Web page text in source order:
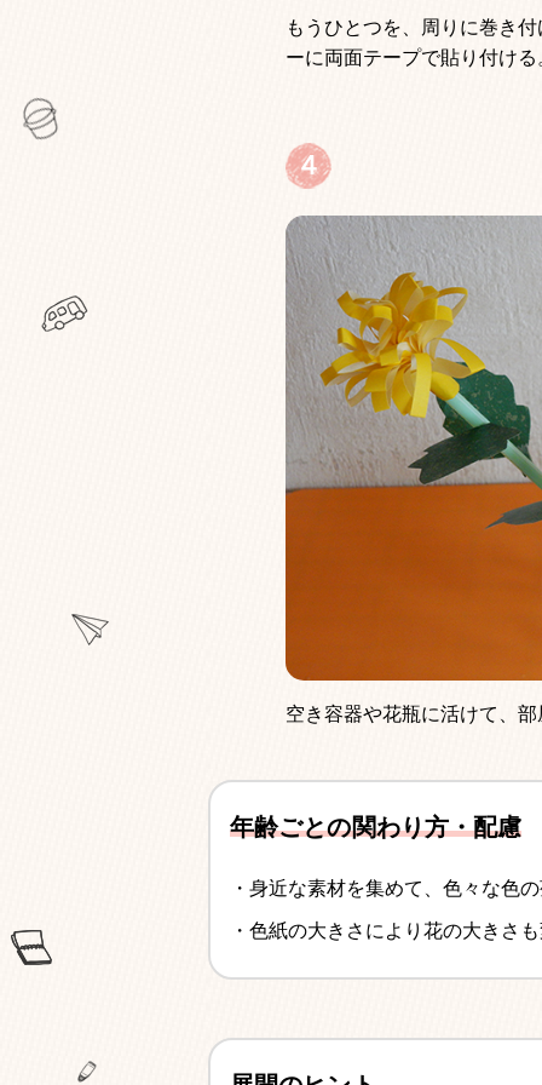
もうひとつを、周りに巻き
ーに両面テープで貼り付ける
４
空き容器や花瓶に活けて、
年齢ごとの関わり方・配慮
・身近な素材を集めて、色々な色
・色紙の大きさにより花の大きさ